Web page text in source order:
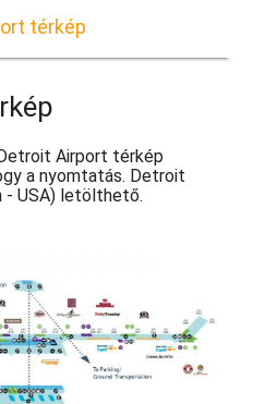
térkép
Airport térkép
a nyomtatás. Detroit
- USA) letölthető.